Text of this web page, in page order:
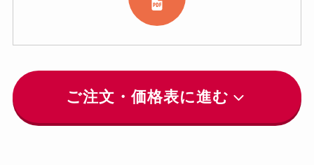
ご注文・価格表に進む